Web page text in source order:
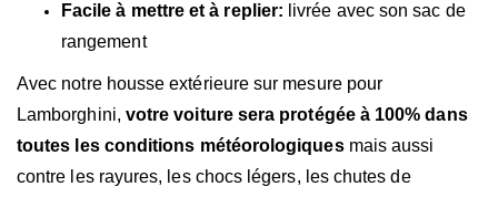
Facile à mettre et à replier: livrée avec son sac de
rangement
Avec notre housse extérieure sur mesure pour
Lamborghini, votre voiture sera protégée à 100% dans
toutes les conditions météorologiquesmais aussi
contre les rayures, les chocs légers, les chutes de